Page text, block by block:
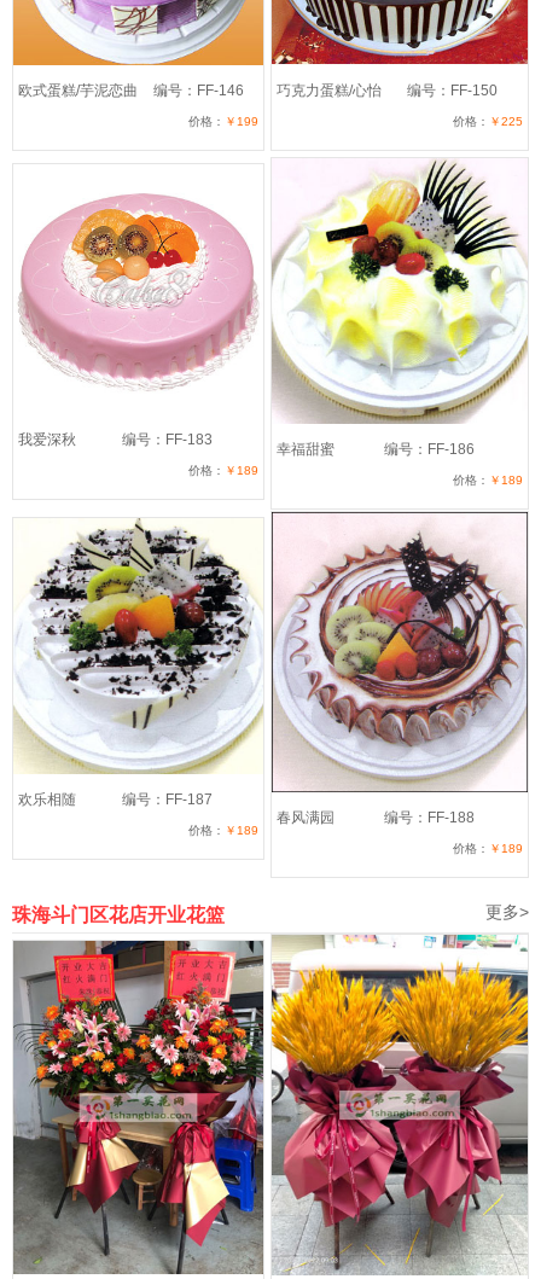
欧式蛋糕/芋泥恋曲 编号：FF-146
价格： ￥199
巧克力蛋糕/心怡 编号：FF-150
价格： ￥225
我爱深秋 编号：FF-183
价格： ￥189
幸福甜蜜 编号：FF-186
价格： ￥189
欢乐相随 编号：FF-187
价格： ￥189
春风满园 编号：FF-188
价格： ￥189
珠海斗门区花店开业花篮 更多>